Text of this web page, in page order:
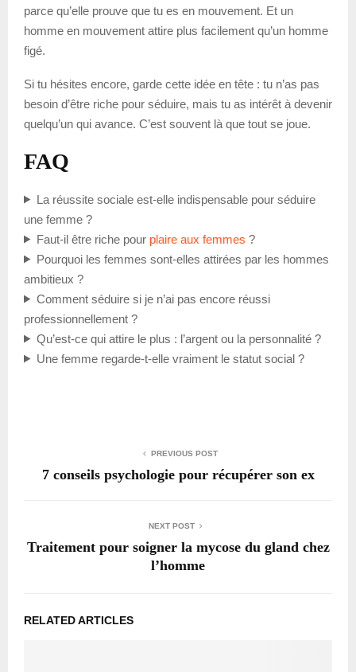
parce qu’elle prouve que tu es en mouvement. Et un
homme en mouvement attire plus facilement qu’un homme
figé.
Si tu hésites encore, garde cette idée en tête : tu n’as pas
besoin d’être riche pour séduire, mais tu as intérêt à devenir
quelqu’un qui avance. C’est souvent là que tout se joue.
FAQ
La réussite sociale est-elle indispensable pour séduire
une femme ?
Faut-il être riche pour plaire aux femmes ?
Pourquoi les femmes sont-elles attirées par les hommes
ambitieux ?
Comment séduire si je n’ai pas encore réussi
professionnellement ?
Qu’est-ce qui attire le plus : l’argent ou la personnalité ?
Une femme regarde-t-elle vraiment le statut social ?
PREVIOUS POST
7 conseils psychologie pour récupérer son ex
NEXT POST
Traitement pour soigner la mycose du gland chez
l’homme
RELATED ARTICLES